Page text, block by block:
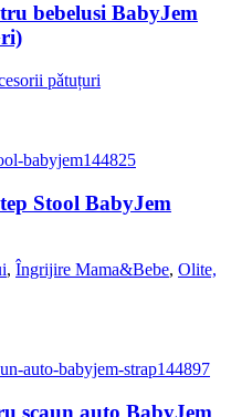
bebelusi BabyJem
pǎtuțuri
Stool BabyJem
, Îngrijire Mama&Bebe, Olite,
scaun auto BabyJem